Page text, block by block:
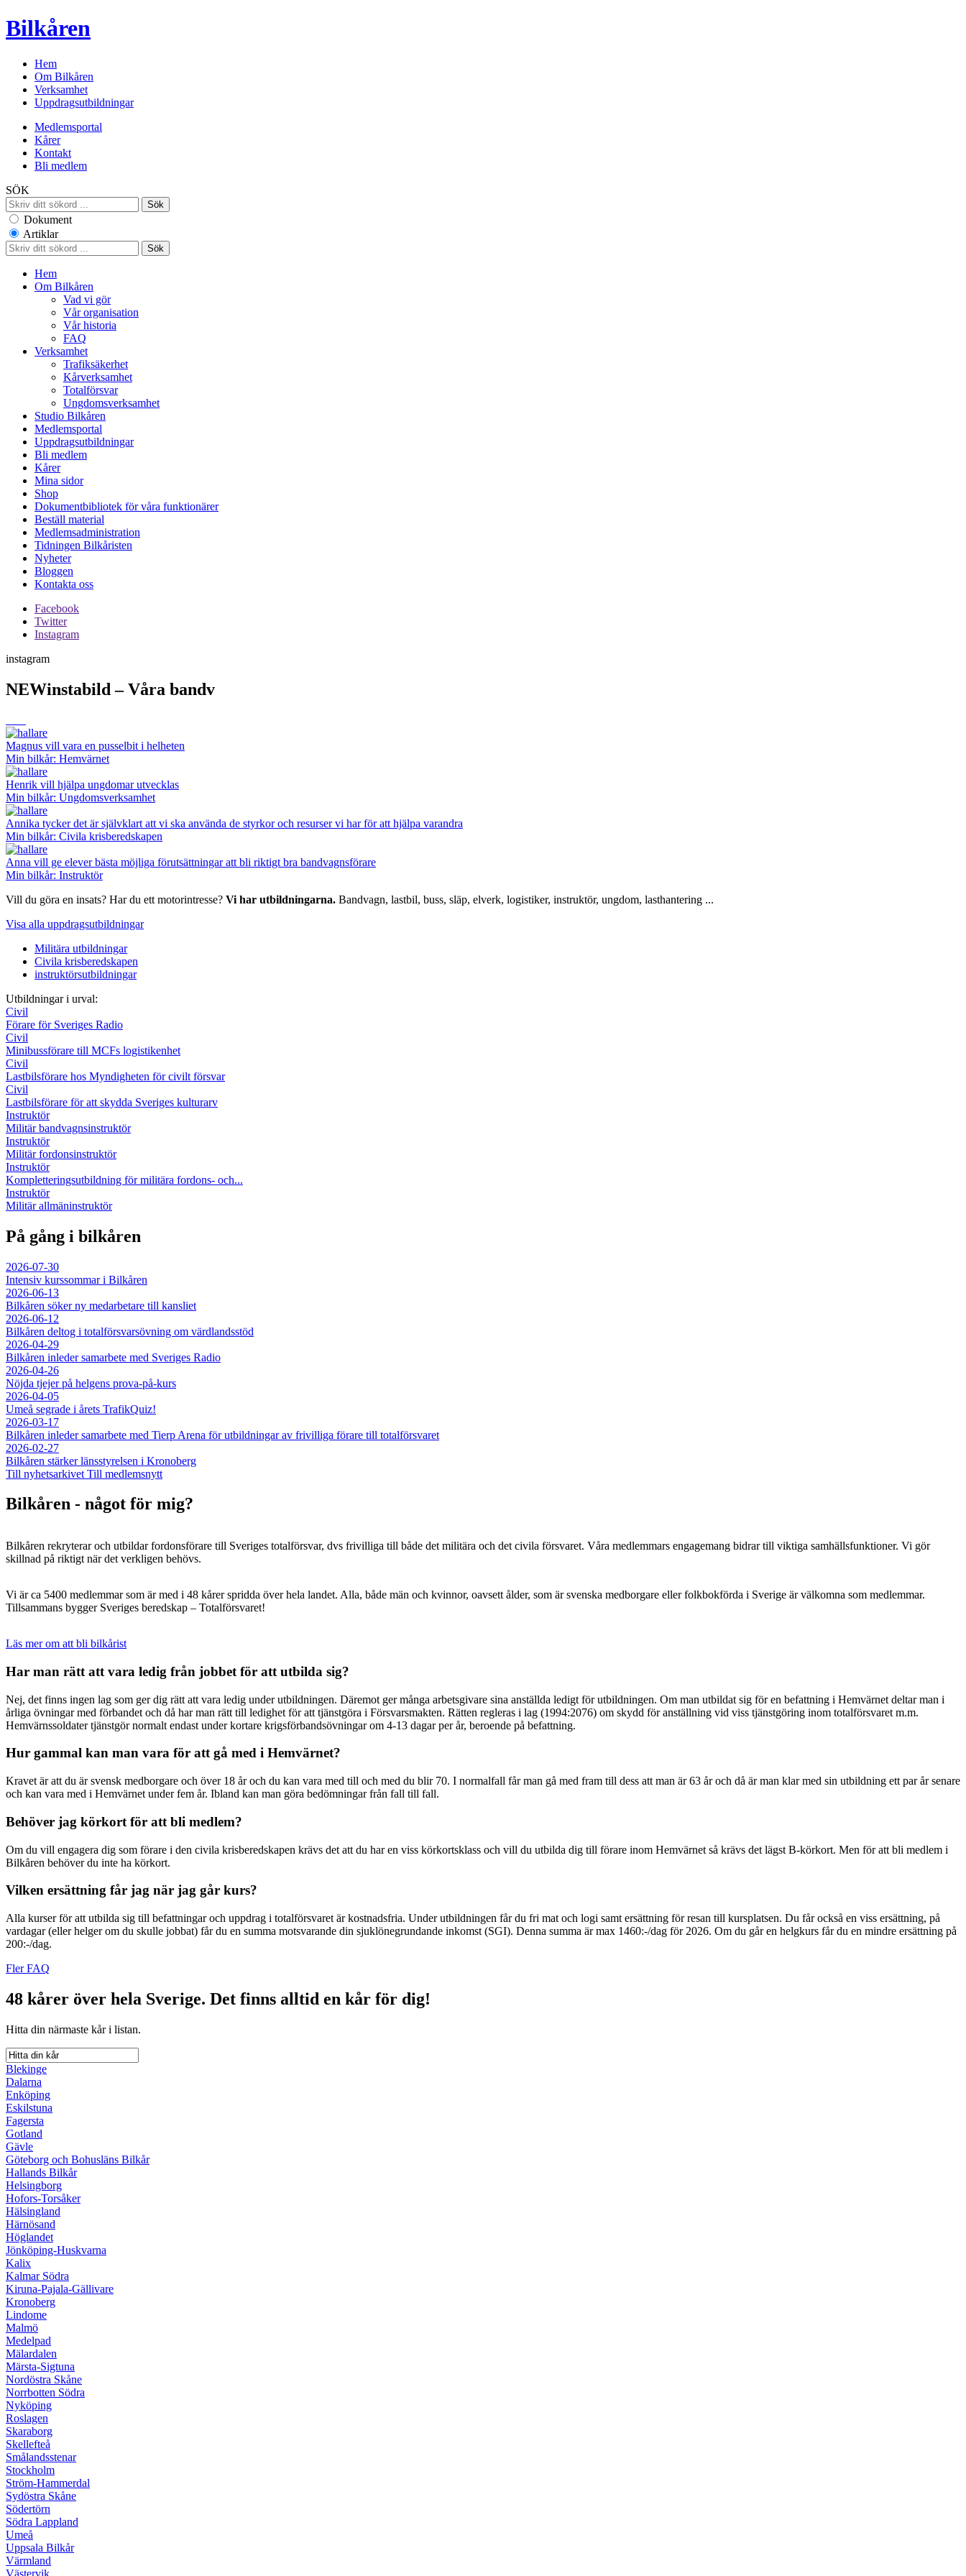
Bilkåren
Hem
Om Bilkåren
Verksamhet
Uppdragsutbildningar
Medlemsportal
Kårer
Kontakt
Bli medlem
SÖK
Dokument
Artiklar
Hem
Om Bilkåren
Vad vi gör
Vår organisation
Vår historia
FAQ
Verksamhet
Trafiksäkerhet
Kårverksamhet
Totalförsvar
Ungdomsverksamhet
Studio Bilkåren
Medlemsportal
Uppdragsutbildningar
Bli medlem
Kårer
Mina sidor
Shop
Dokumentbibliotek för våra funktionärer
Beställ material
Medlemsadministration
Tidningen Bilkåristen
Nyheter
Bloggen
Kontakta oss
Facebook
Twitter
Instagram
instagram
NEWinstabild – Våra bandv
Magnus vill vara en pusselbit i helheten
Min bilkår: Hemvärnet
Henrik vill hjälpa ungdomar utvecklas
Min bilkår: Ungdomsverksamhet
Annika tycker det är självklart att vi ska använda de styrkor och resurser vi har för att hjälpa varandra
Min bilkår: Civila krisberedskapen
Anna vill ge elever bästa möjliga förutsättningar att bli riktigt bra bandvagnsförare
Min bilkår: Instruktör
Vill du göra en insats? Har du ett motorintresse? Vi har utbildningarna. Bandvagn, lastbil, buss, släp, elverk, logistiker, instruktör, ungdom, lasthantering ...
Visa alla uppdragsutbildningar
Militära utbildningar
Civila krisberedskapen
instruktörsutbildningar
Utbildningar i urval:
Civil
Förare för Sveriges Radio
Civil
Minibussförare till MCFs logistikenhet
Civil
Lastbilsförare hos Myndigheten för civilt försvar
Civil
Lastbilsförare för att skydda Sveriges kulturarv
Instruktör
Militär bandvagnsinstruktör
Instruktör
Militär fordonsinstruktör
Instruktör
Kompletteringsutbildning för militära fordons- och...
Instruktör
Militär allmäninstruktör
På gång i bilkåren
2026-07-30
Intensiv kurssommar i Bilkåren
2026-06-13
Bilkåren söker ny medarbetare till kansliet
2026-06-12
Bilkåren deltog i totalförsvarsövning om värdlandsstöd
2026-04-29
Bilkåren inleder samarbete med Sveriges Radio
2026-04-26
Nöjda tjejer på helgens prova-på-kurs
2026-04-05
Umeå segrade i årets TrafikQuiz!
2026-03-17
Bilkåren inleder samarbete med Tierp Arena för utbildningar av frivilliga förare till totalförsvaret
2026-02-27
Bilkåren stärker länsstyrelsen i Kronoberg
Till nyhetsarkivet Till medlemsnytt
Bilkåren - något för mig?
Bilkåren rekryterar och utbildar fordonsförare till Sveriges totalförsvar, dvs frivilliga till både det militära och det civila försvaret. Våra medlemmars engagemang bidrar till viktiga samhällsfunktioner. Vi gör
skillnad på riktigt när det verkligen behövs.
Vi är ca 5400 medlemmar som är med i 48 kårer spridda över hela landet. Alla, både män och kvinnor, oavsett ålder, som är svenska medborgare eller folkbokförda i Sverige är välkomna som medlemmar.
Tillsammans bygger Sveriges beredskap – Totalförsvaret!
Läs mer om att bli bilkårist
Har man rätt att vara ledig från jobbet för att utbilda sig?
Nej, det finns ingen lag som ger dig rätt att vara ledig under utbildningen. Däremot ger många arbetsgivare sina anställda ledigt för utbildningen. Om man utbildat sig för en befattning i Hemvärnet deltar man i
årliga övningar med förbandet och då har man rätt till ledighet för att tjänstgöra i Försvarsmakten. Rätten regleras i lag (1994:2076) om skydd för anställning vid viss tjänstgöring inom totalförsvaret m.m.
Hemvärnssoldater tjänstgör normalt endast under kortare krigsförbandsövningar om 4-13 dagar per år, beroende på befattning.
Hur gammal kan man vara för att gå med i Hemvärnet?
Kravet är att du är svensk medborgare och över 18 år och du kan vara med till och med du blir 70. I normalfall får man gå med fram till dess att man är 63 år och då är man klar med sin utbildning ett par år senare
och kan vara med i Hemvärnet under fem år. Ibland kan man göra bedömningar från fall till fall.
Behöver jag körkort för att bli medlem?
Om du vill engagera dig som förare i den civila krisberedskapen krävs det att du har en viss körkortsklass och vill du utbilda dig till förare inom Hemvärnet så krävs det lägst B-körkort. Men för att bli medlem i
Bilkåren behöver du inte ha körkort.
Vilken ersättning får jag när jag går kurs?
Alla kurser för att utbilda sig till befattningar och uppdrag i totalförsvaret är kostnadsfria. Under utbildningen får du fri mat och logi samt ersättning för resan till kursplatsen. Du får också en viss ersättning, på
vardagar (eller helger om du skulle jobbat) får du en summa motsvarande din sjuklönegrundande inkomst (SGI). Denna summa är max 1460:-/dag för 2026. Om du går en helgkurs får du en mindre ersättning på
200:-/dag.
Fler FAQ
48 kårer över hela Sverige. Det finns alltid en kår för dig!
Hitta din närmaste kår i listan.
Blekinge
Dalarna
Enköping
Eskilstuna
Fagersta
Gotland
Gävle
Göteborg och Bohusläns Bilkår
Hallands Bilkår
Helsingborg
Hofors-Torsåker
Hälsingland
Härnösand
Höglandet
Jönköping-Huskvarna
Kalix
Kalmar Södra
Kiruna-Pajala-Gällivare
Kronoberg
Lindome
Malmö
Medelpad
Mälardalen
Märsta-Sigtuna
Nordöstra Skåne
Norrbotten Södra
Nyköping
Roslagen
Skaraborg
Skellefteå
Smålandsstenar
Stockholm
Ström-Hammerdal
Sydöstra Skåne
Södertörn
Södra Lappland
Umeå
Uppsala Bilkår
Värmland
Västervik